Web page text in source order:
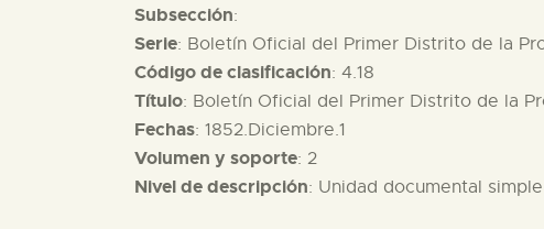
Subsección:
Serie: Boletín Oficial del Primer Distrito de la
Código de clasificación: 4.18
Título: Boletín Oficial del Primer Distrito de la
Fechas: 1852.Diciembre.1
Volumen y soporte: 2
Nivel de descripción: Unidad documental simple